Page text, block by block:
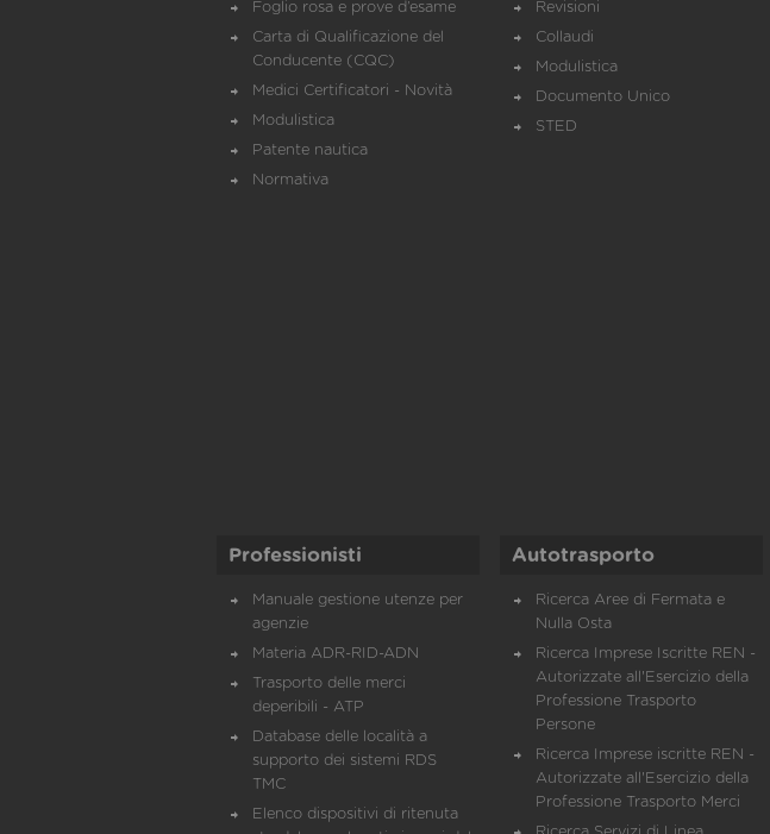
Foglio rosa e prove d’esame
Carta di Qualificazione del
Conducente (CQC)
Medici Certificatori - Novità
Modulistica
Patente nautica
Normativa
Revisioni
Collaudi
Modulistica
Documento Unico
STED
Professionisti
Manuale gestione utenze per
agenzie
Materia ADR-RID-ADN
Trasporto delle merci
deperibili - ATP
Database delle località a
supporto dei sistemi RDS
TMC
Elenco dispositivi di ritenuta
Autotrasporto
Ricerca Aree di Fermata e
Nulla Osta
Ricerca Imprese Iscritte REN -
Autorizzate all'Esercizio della
Professione Trasporto
Persone
Ricerca Imprese iscritte REN -
Autorizzate all'Esercizio della
Professione Trasporto Merci